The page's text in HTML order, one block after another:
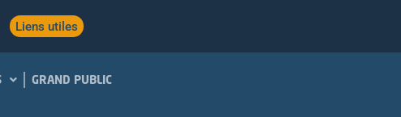
Liens utiles
GRAND PUBLIC